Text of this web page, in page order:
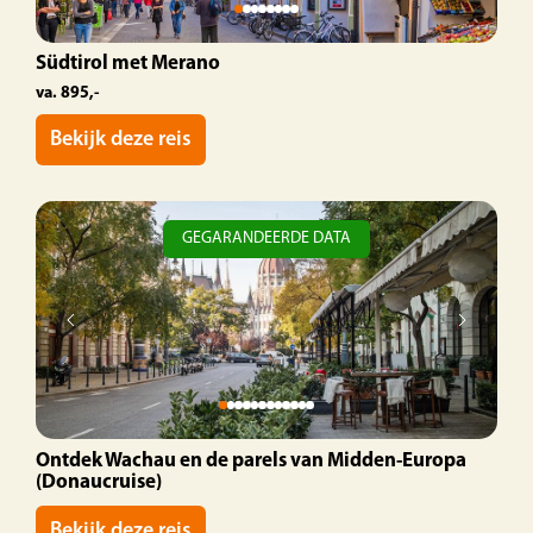
Na het ontbijt reizen we terug naar Nederland
met voldoende pauzestops onderweg.
Südtirol met Merano
va. 895,-
Bekijk deze reis
GEGARANDEERDE DATA
Ontdek Wachau en de parels van Midden-Europa
(Donaucruise)